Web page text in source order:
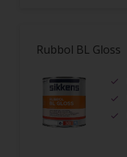
Rubbol BL Gloss